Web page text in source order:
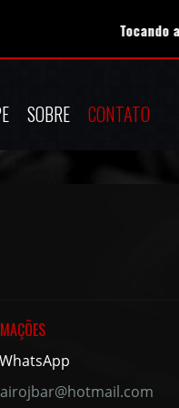
Tocando
SOBRE CONTATO
WhatsApp